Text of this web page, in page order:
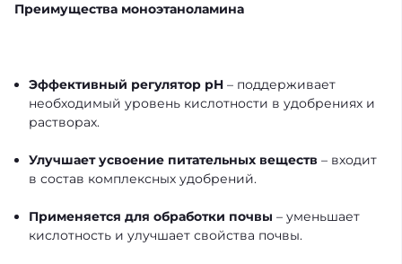
Преимущества моноэтаноламина
Эффективный регулятор pH – поддерживает
необходимый уровень кислотности в удобрениях и
растворах.
Улучшает усвоение питательных веществ – входит
в состав комплексных удобрений.
Применяется для обработки почвы – уменьшает
кислотность и улучшает свойства почвы.